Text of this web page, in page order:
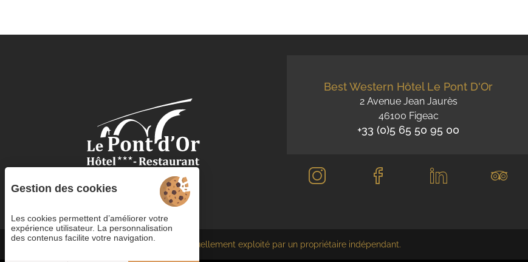
Best Western Hôtel Le Pont D'Or
2 Avenue Jean Jaurès
46100 Figeac
+33 (0)5 65 50 95 00
Chaque établissement BWH Hotels est individuellement exploité par un propriétaire indépendant.
Gestion des cookies
Les cookies permettent d’améliorer votre
expérience utilisateur. La personnalisation
des contenus facilite votre navigation.